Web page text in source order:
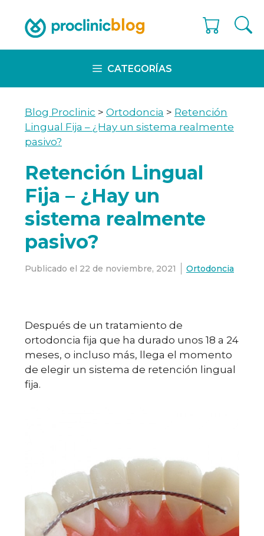
content
CATEGORÍAS
Blog Proclinic > Ortodoncia > Retención
Lingual Fija – ¿Hay un sistema realmente
pasivo?
Retención Lingual
Fija – ¿Hay un
sistema realmente
pasivo?
Publicado el 22 de noviembre, 2021 Ortodoncia
Después de un tratamiento de
ortodoncia fija que ha durado unos 18 a 24
meses, o incluso más, llega el momento
de elegir un sistema de retención lingual
fija.